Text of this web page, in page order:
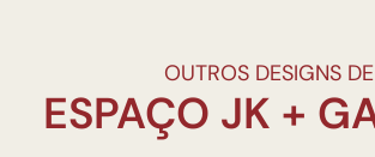
OUTROS DESIGNS DE